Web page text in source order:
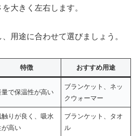
大きく左右します。
用途に合わせて選びましょう。
特徴 おすすめ用途
量で保温性が高い
ブランケット、ネッ
クウォーマー
触りが良く、吸水
が高い
ブランケット、タオ
ル